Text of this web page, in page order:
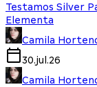
Testamos Silver
Elementa
Camila
30.jul.26
Camila